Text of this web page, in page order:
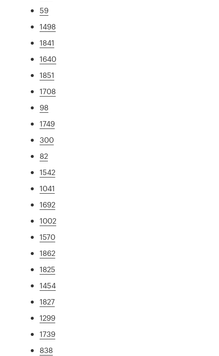
59
1498
1841
1640
1851
1708
98
1749
300
82
1542
1041
1692
1002
1570
1862
1825
1454
1827
1299
1739
838